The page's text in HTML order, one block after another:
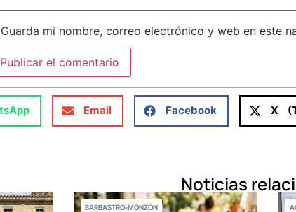
Guarda mi nombre, correo electrónico y web en este
Email Facebook X
Noticias
BARBASTRO-MONZÓN